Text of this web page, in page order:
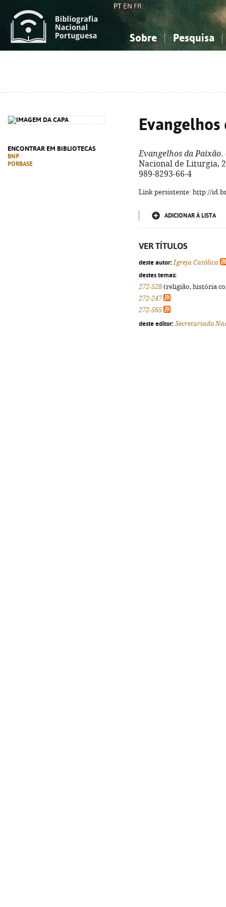
PT EN FR
Sobre Pesquisa
ENCONTRAR EM BIBLIOTECAS
BNP
PORBASE
Evangelhos
Evangelhos da Paixão.
Nacional de Liturgia,
989-8293-66-4
Link persistente: http://
ADICIONAR À LISTA
VER TÍTULOS
deste autor: Igreja Católica
destes temas:
272-528 (religião, história
272-247
272-565
deste editor: Secretariado